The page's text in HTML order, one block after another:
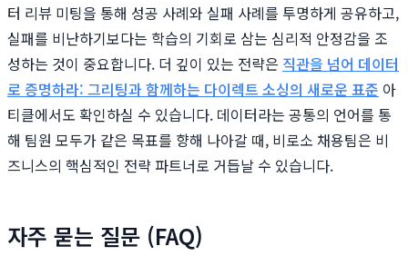
터 리뷰 미팅을 통해 성공 사례와 실패 사례를 투명하게 공유하고,
실패를 비난하기보다는 학습의 기회로 삼는 심리적 안정감을 조
성하는 것이 중요합니다. 더 깊이 있는 전략은 직관을 넘어 데이터
로 증명하라: 그리팅과 함께하는 다이렉트 소싱의 새로운 표준 아
티클에서도 확인하실 수 있습니다. 데이터라는 공통의 언어를 통
해 팀원 모두가 같은 목표를 향해 나아갈 때, 비로소 채용팀은 비
즈니스의 핵심적인 전략 파트너로 거듭날 수 있습니다.
자주 묻는 질문 (FAQ)